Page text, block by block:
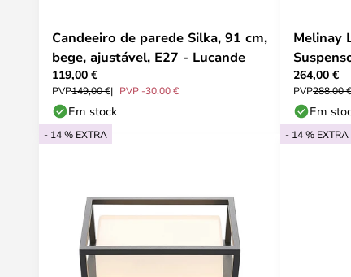
Candeeiro de parede Silka, 91 cm,
bege, ajustável, E27 - Lucande
119,00 €
PVP149,00 € PVP -30,00 €
Em stock
Melinay
264,00 €
PVP288,00 €
Em
- 14 % EXTRA - 14 % EXTRA